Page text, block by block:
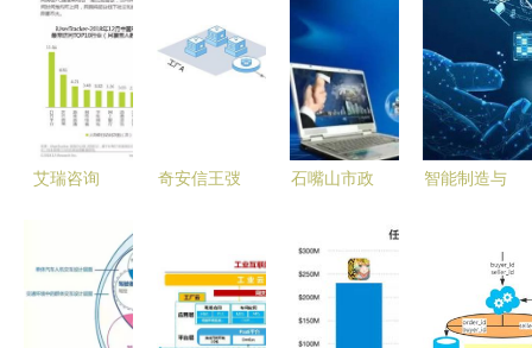
艾瑞咨询
量年度数据
奇安信王弢
力工业企业
安全上云
石嘴山市政
打破信息孤
岛，实现数
据共享，引
智能制造与
的辩证关系
数据驱动的
智造革命